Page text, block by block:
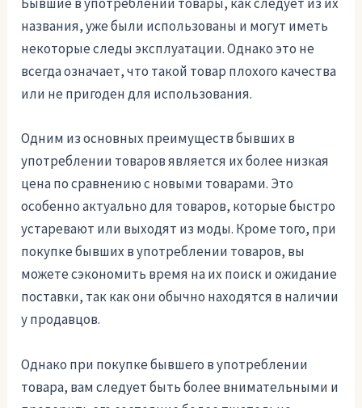
названия, уже были использованы и могут иметь
некоторые следы эксплуатации. Однако это не
всегда означает, что такой товар плохого качества
или не пригоден для использования.
Одним из основных преимуществ бывших в
употреблении товаров является их более низкая
цена по сравнению с новыми товарами. Это
особенно актуально для товаров, которые быстро
устаревают или выходят из моды. Кроме того, при
покупке бывших в употреблении товаров, вы
можете сэкономить время на их поиск и ожидание
поставки, так как они обычно находятся в наличии
у продавцов.
Однако при покупке бывшего в употреблении
товара, вам следует быть более внимательными и